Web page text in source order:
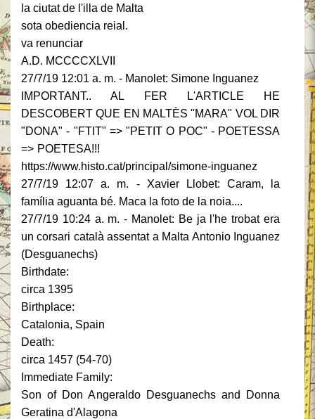
la ciutat de l'illa de Malta
sota obediencia reial.
va renunciar
A.D. MCCCCXLVII
27/7/19 12:01 a. m. - Manolet: Simone Inguanez
IMPORTANT.. AL FER L'ARTICLE HE
DESCOBERT QUE EN MALTÈS "MARA" VOL DIR
"DONA" - "FTIT" => "PETIT O POC" - POETESSA
=> POETESA!!!
https://www.histo.cat/principal/simone-inguanez
27/7/19 12:07 a. m. - Xavier Llobet: Caram, la
família aguanta bé. Maca la foto de la noia....
27/7/19 10:24 a. m. - Manolet: Be ja l'he trobat era
un corsari català assentat a Malta Antonio Inguanez
(Desguanechs)
Birthdate:
circa 1395
Birthplace:
Catalonia, Spain
Death:
circa 1457 (54-70)
Immediate Family:
Son of Don Angeraldo Desguanechs and Donna
Geratina d'Alagona